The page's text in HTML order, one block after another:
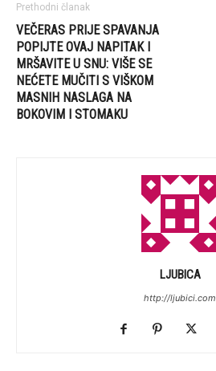
Prethodni članak
VEČERAS PRIJE SPAVANJA
POPIJTE OVAJ NAPITAK I
MRŠAVITE U SNU: VIŠE SE
NEĆETE MUČITI S VIŠKOM
MASNIH NASLAGA NA
BOKOVIM I STOMAKU
LJUBICA
http://ljubici.com